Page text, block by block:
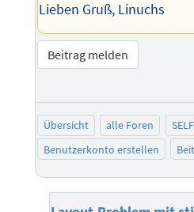
Lieben Gruß, Linuchs
Beitrag melden
Übersicht alle Foren
Benutzerkonto erstellen